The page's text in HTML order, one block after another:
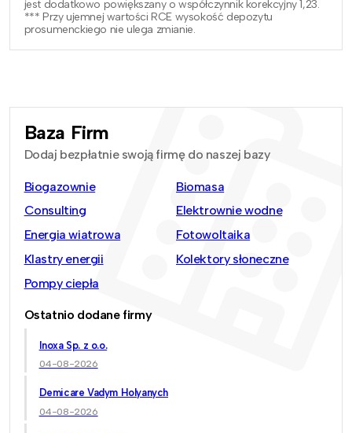
jest dodatkowo powiększany o współczynnik korekcyjny 1,23.
*** Przy ujemnej wartości RCE wysokość depozytu
prosumenckiego nie ulega zmianie.
Baza Firm
Dodaj bezpłatnie swoją firmę do naszej bazy
Biogazownie
Biomasa
Consulting
Elektrownie wodne
Energia wiatrowa
Fotowoltaika
Klastry energii
Kolektory słoneczne
Pompy ciepła
Ostatnio dodane firmy
Inoxa Sp. z o.o.
04-08-2026
Demicare Vadym Holyanych
04-08-2026